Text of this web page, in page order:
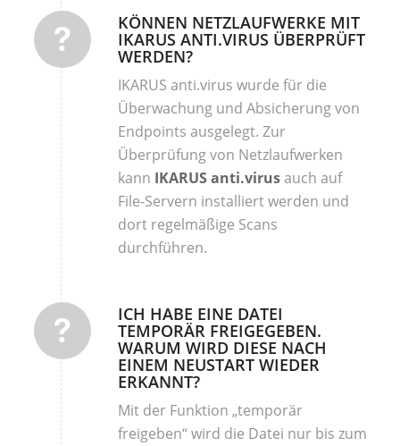
KÖNNEN NETZLAUFWERKE MIT
IKARUS ANTI.VIRUS ÜBERPRÜFT
WERDEN?
IKARUS anti.virus wurde für die
Überwachung und Absicherung von
Endpoints ausgelegt. Zur
Überprüfung von Netzlaufwerken
kann IKARUS anti.virusauch auf
File-Servern installiert werden und
dort regelmäßige Scans
durchführen.
ICH HABE EINE DATEI
TEMPORÄR FREIGEGEBEN.
WARUM WIRD DIESE NACH
EINEM NEUSTART WIEDER
ERKANNT?
Mit der Funktion „temporär
freigeben“ wird die Datei nur bis zum